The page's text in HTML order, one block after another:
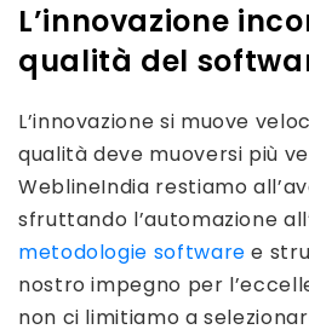
L’innovazione
qualità del
L’innovazione si muove
qualità deve muoversi più
WeblineIndia restiamo
sfruttando l’automazione
metodologie software e
nostro impegno per
non ci limitiamo a